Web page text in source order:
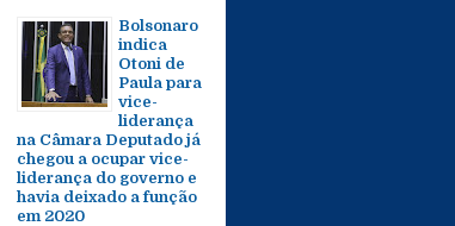
Bolsonaro
indica
Otoni de
Paula para
vice-
liderança
na Câmara Deputado já
chegou a ocupar vice-
liderança do governo e
havia deixado a função
em 2020